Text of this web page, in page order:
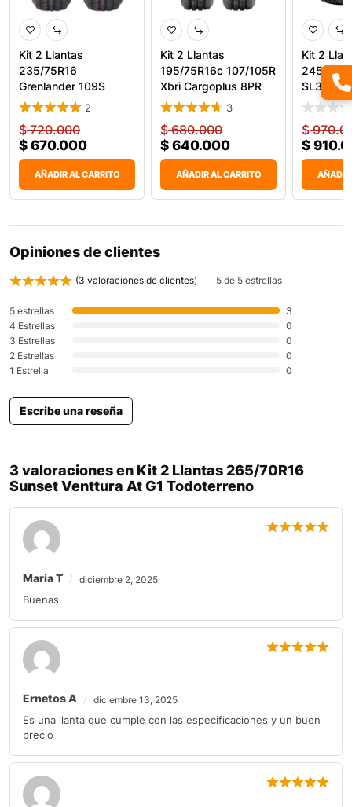
Kit 2 Llantas
235/75R16
Grenlander 109S
Maga A/T One
2
$720.000
$ 670.000
AÑADIR AL CARRITO
Kit 2 Llantas
195/75R16c 107/105R
Xbri Cargoplus 8PR
Carg
3
$680.000
$ 640.000
AÑADIR AL CARRITO
Kit 2
245/
SL369
$
$
AÑADIR
Opiniones de clientes
(3 valoraciones de clientes) 5 de 5 estrellas
5 estrellas
3
4 Estrellas
0
3 Estrellas
0
2 Estrellas
0
1 Estrella
0
Escribe una reseña
3 valoraciones en Kit 2 Llantas 265/70R16
Sunset Venttura At G1 Todoterreno
Maria T diciembre 2, 2025
Buenas
Ernetos A diciembre 13, 2025
Es una llanta que cumple con las especificaciones y un buen
precio